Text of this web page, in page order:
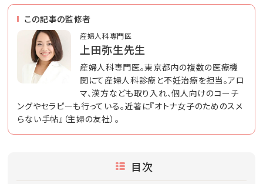
この記事の監修者
産婦人科専門医
上田弥生先生
産婦人科専門医。東京都内の複数の医療機
関にて産婦人科診療と不妊治療を担当。アロ
マ、漢方なども取り入れ、個人向けのコーチ
ングやセラピーも行っている。近著に『オトナ女子のためのスメ
らない手帖』（主婦の友社）。
目次